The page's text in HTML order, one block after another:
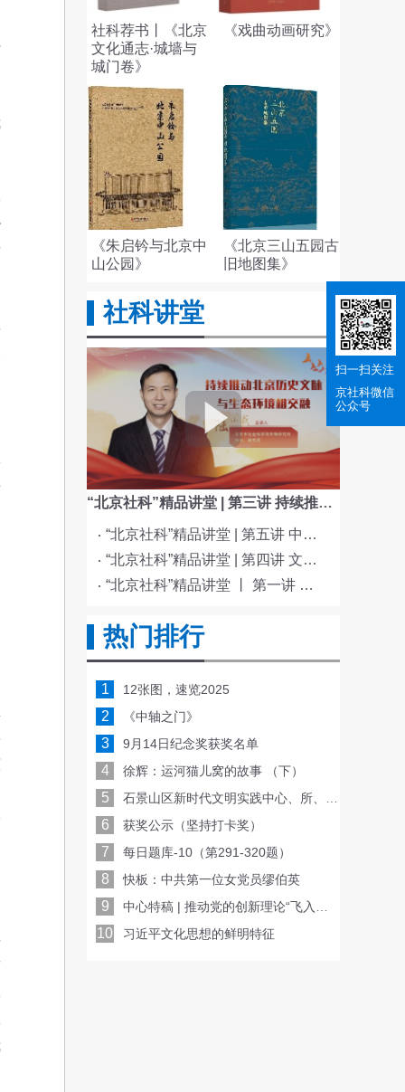
社科荐书丨《北京
文化通志·城墙与
城门卷》
《戏曲动画研究》
《朱启钤与北京中
山公园》
《北京三山五园古
旧地图集》
社科讲堂
“北京社科”精品讲堂 | 第三讲 持续推动北京历史文脉与生态环境相交融
“北京社科”精品讲堂 | 第五讲 中国电影与文化传统
“北京社科”精品讲堂 | 第四讲 文化与科技融合赋能新质生产力发展
“北京社科”精品讲堂 丨 第一讲 《红楼梦》的北京情缘
热门排行
1 12张图，速览2025
2 《中轴之门》
3 9月14日纪念奖获奖名单
4 徐辉：运河猫儿窝的故事 （下）
5 石景山区新时代文明实践中心、所、站三级联动 共同收看北京社会科学普及周开幕仪式
6 获奖公示（坚持打卡奖）
7 每日题库-10（第291-320题）
8 快板：中共第一位女党员缪伯英
9 中心特稿 | 推动党的创新理论“飞入寻常百姓家”
10 习近平文化思想的鲜明特征
扫一扫关注
京社科微信
公众号